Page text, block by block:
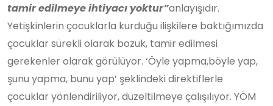
tamir edilmeye ihtiyacı yoktur”anlayışıdır.
Yetişkinlerin çocuklarla kurduğu ilişkilere baktığımızda
çocuklar sürekli olarak bozuk, tamir edilmesi
gerekenler olarak görülüyor. ‘Öyle yapma,böyle yap,
şunu yapma, bunu yap’ şeklindeki direktiflerle
çocuklar yönlendiriliyor, düzeltilmeye çalışılıyor. YÖM